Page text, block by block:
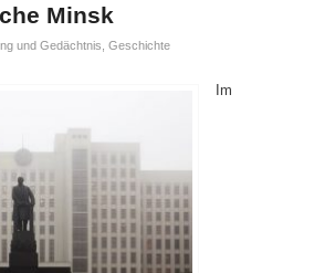
Minsk
und Gedächtnis Geschichte
Im